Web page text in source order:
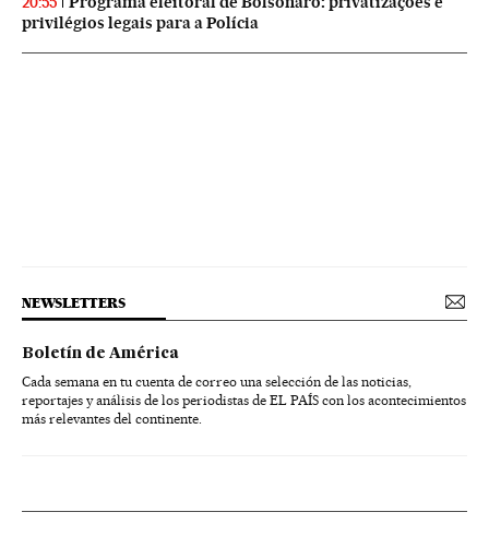
privilégios legais para a Polícia
NEWSLETTERS
Boletín de América
Cada semana en tu cuenta de correo una selección de las noticias,
reportajes y análisis de los periodistas de EL PAÍS con los acontecimientos
más relevantes del continente.